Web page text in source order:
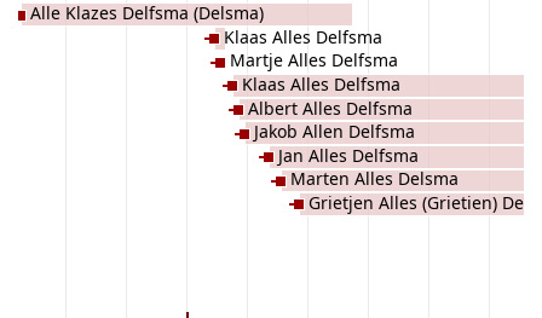
Alle Klazes Delfsma (Delsma)
Klaas Alles Delfsma
Martje Alles Delfsma
Klaas Alles Delfsma
Albert Alles Delfsma
Jakob Allen Delfsma
Jan Alles Delfsma
Marten Alles Delsma
Grietjen Alles (Grietien)